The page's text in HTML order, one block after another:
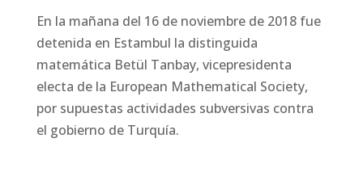
En la mañana del 16 de noviembre de 2018 fue
detenida en Estambul la distinguida
matemática Betül Tanbay, vicepresidenta
electa de la European Mathematical Society,
por supuestas actividades subversivas contra
el gobierno de Turquía.